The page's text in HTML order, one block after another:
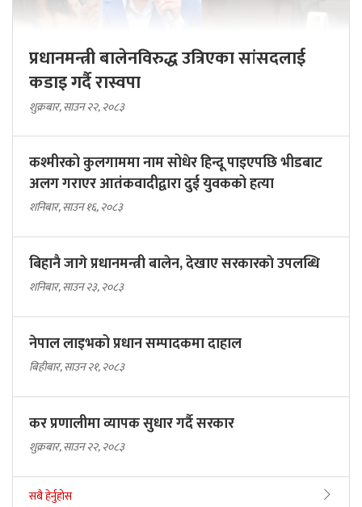
प्रधानमन्त्री बालेनविरुद्ध उत्रिएका सांसदलाई
कडाइ गर्दै रास्वपा
शुक्रबार, साउन २२, २०८३
कश्मीरको कुलगाममा नाम सोधेर हिन्दू पाइएपछि भीडबाट
अलग गराएर आतंकवादीद्वारा दुई युवकको हत्या
शनिबार, साउन १६, २०८३
बिहानै जागे प्रधानमन्त्री बालेन, देखाए सरकारकाे उपलब्धि
शनिबार, साउन २३, २०८३
नेपाल लाइभको प्रधान सम्पादकमा दाहाल
बिहीबार, साउन २१, २०८३
कर प्रणालीमा व्यापक सुधार गर्दै सरकार
शुक्रबार, साउन २२, २०८३
सबै हेर्नुहोस